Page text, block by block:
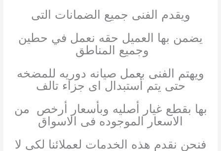
ويقدم الفنى جميع الضمانات التى
يضمن بها العميل حقه نعمل في حطين
وجميع المناطق
ويهتم الفنى بعمل صيانه دوريه للمضخه
حتى يتم أستبدال اى جزاء تالف
بها بقطع غيار أصليه وبأسعار أرخص من
الاسعار الموجوده فى الاسواق
فنحن نقدم هذه الخدمات لعملائنا لكى لا